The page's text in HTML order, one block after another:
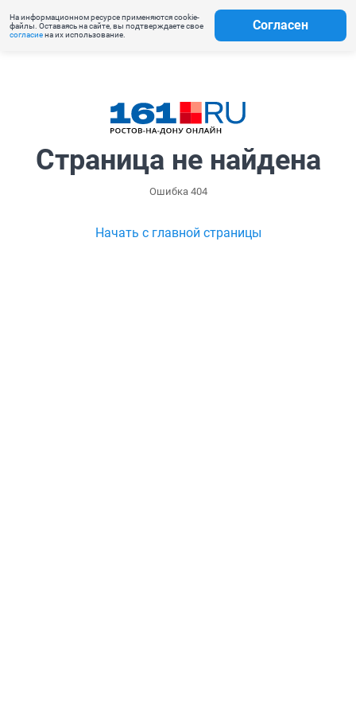
На информационном ресурсе применяются cookie-
файлы. Оставаясь на сайте, вы подтверждаете свое
согласиена их использование.
Согласен
Страница не найдена
Ошибка 404
Начать с главной страницы